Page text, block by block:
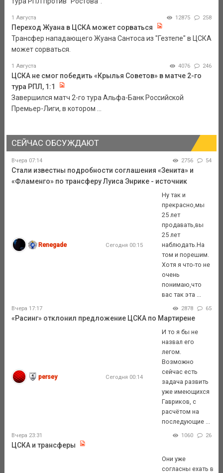
1 Августа 12875 258
Переход Жуана в ЦСКА может сорваться
Трансфер нападающего Жуана Сантоса из "Гезтепе" в ЦСКА
может сорваться.
1 Августа 4076 246
ЦСКА не смог победить «Крылья Советов» в матче 2-го
тура РПЛ, 1:1
Завершился матч 2-го тура Альфа-Банк Российской
Премьер-Лиги, в котором ...
СЕЙЧАС ОБСУЖДАЮТ
Вчера 07:14 2756 54
Стали известны подробности соглашения «Зенита» и
«Фламенго» по трансферу Луиса Энрике - источник
Renegade Сегодня 00:15
Ну так и
прекрасно,мы
25 лет
продавать,вы
25 лет
наблюдать.На
том и порешим.
Хотя я что-то не
очень
понимаю,что
вас так эта ...
Вчера 17:17 2878 65
«Расинг» отклонил предложение ЦСКА по Мартирене
persey Сегодня 00:14
И то я бы не
назвал его
легом.
Возможно
сейчас есть
задача развить
уже имеющихся
Гавриков, с
расчётом на
последующие ...
Вчера 23:31 1060 26
ЦСКА и трансферы
Они уже
согласны ехать в